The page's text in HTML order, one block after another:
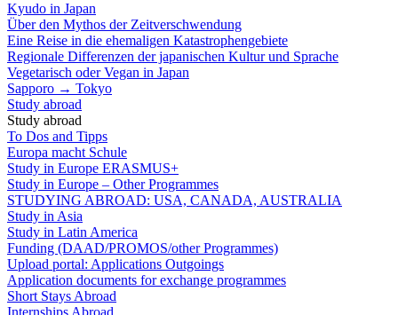
Kyudo in Japan
Über den Mythos der Zeitverschwendung
Eine Reise in die ehemaligen Katastrophengebiete
Regionale Differenzen der japanischen Kultur und Sprache
Vegetarisch oder Vegan in Japan
Sapporo → Tokyo
Study abroad
Study abroad
To Dos and Tipps
Europa macht Schule
Study in Europe ERASMUS+
Study in Europe – Other Programmes
STUDYING ABROAD: USA, CANADA, AUSTRALIA
Study in Asia
Study in Latin America
Funding (DAAD/PROMOS/other Programmes)
Upload portal: Applications Outgoings
Application documents for exchange programmes
Short Stays Abroad
Internships Abroad